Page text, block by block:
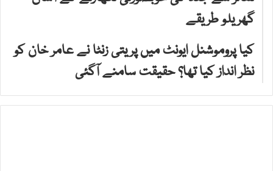
گھریلو طریقے
کیا پروموشنل ایونٹ میں پریتی زنٹا نے عامر خان کو
نظر انداز کیا تھا؟ حقیقت سامنے آگئی